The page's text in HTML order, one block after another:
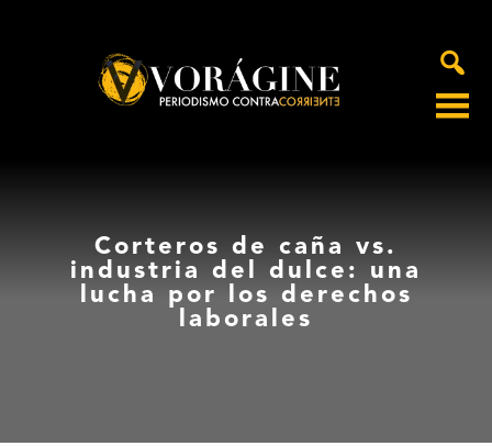
Corteros de caña vs.
industria del dulce: una
lucha por los derechos
laborales